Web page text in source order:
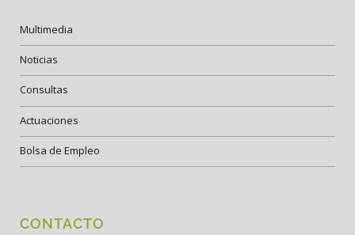
Multimedia
Noticias
Consultas
Actuaciones
Bolsa de Empleo
CONTACTO